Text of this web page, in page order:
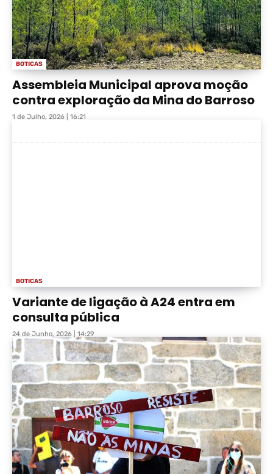
BOTICAS
Assembleia Municipal aprova moção
contra exploração da Mina do Barroso
1 de Julho, 2026 | 16:21
BOTICAS
Variante de ligação à A24 entra em
consulta pública
24 de Junho, 2026 | 14:29